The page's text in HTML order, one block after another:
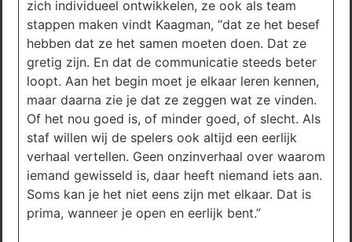
zich individueel ontwikkelen, ze ook als team
stappen maken vindt Kaagman, “dat ze het besef
hebben dat ze het samen moeten doen. Dat ze
gretig zijn. En dat de communicatie steeds beter
loopt. Aan het begin moet je elkaar leren kennen,
maar daarna zie je dat ze zeggen wat ze vinden.
Of het nou goed is, of minder goed, of slecht. Als
staf willen wij de spelers ook altijd een eerlijk
verhaal vertellen. Geen onzinverhaal over waarom
iemand gewisseld is, daar heeft niemand iets aan.
Soms kan je het niet eens zijn met elkaar. Dat is
prima, wanneer je open en eerlijk bent.”